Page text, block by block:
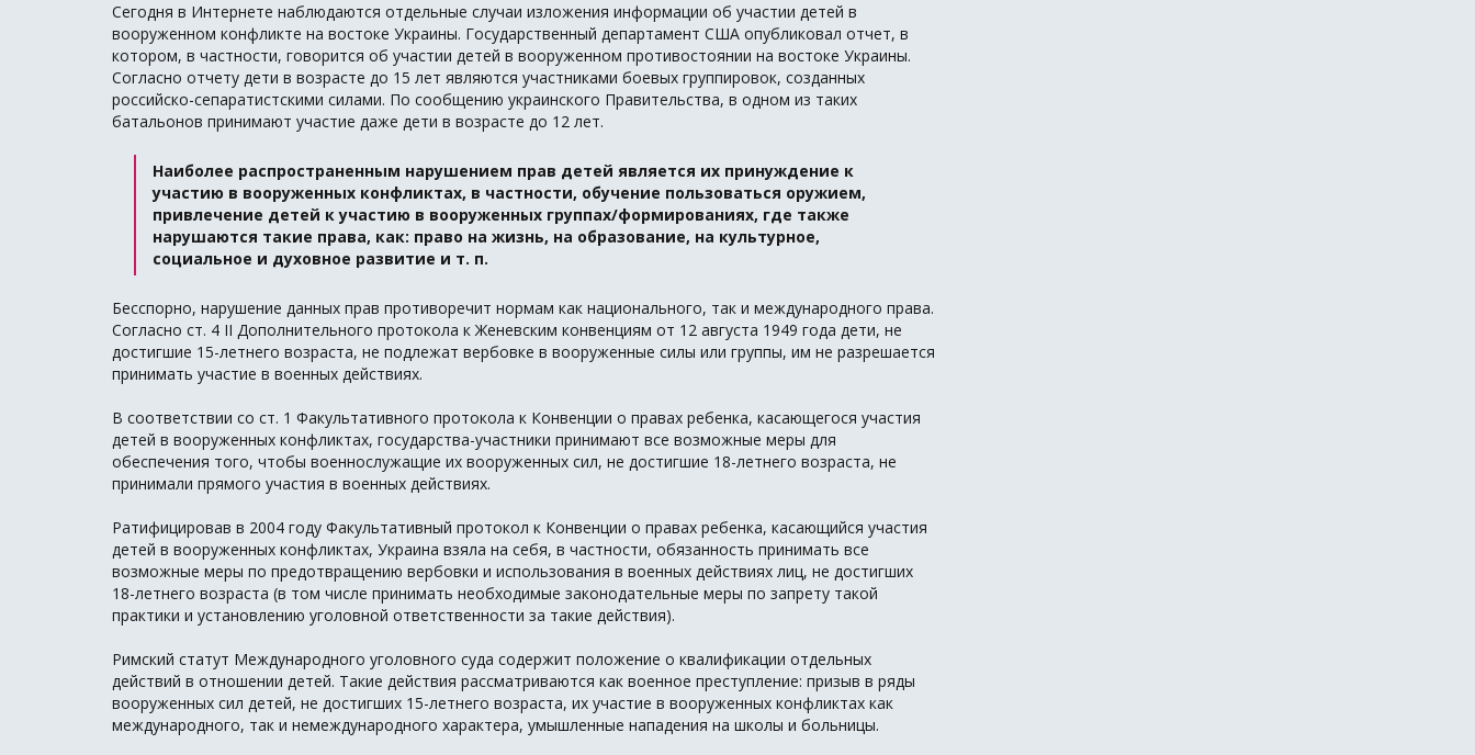
Сегодня в Интернете наблюдаются отдельные случаи изложения информации об участии детей в
вооруженном конфликте на востоке Украины. Государственный департамент США опубликовал отчет, в
котором, в частности, говорится об участии детей в вооруженном противостоянии на востоке Украины.
Согласно отчету дети в возрасте до 15 лет являются участниками боевых группировок, созданных
российско-сепаратистскими силами. По сообщению украинского Правительства, в одном из таких
батальонов принимают участие даже дети в возрасте до 12 лет.
Наиболее распространенным нарушением прав детей является их принуждение к
участию в вооруженных конфликтах, в частности, обучение пользоваться оружием,
привлечение детей к участию в вооруженных группах/формированиях, где также
нарушаются такие права, как: право на жизнь, на образование, на культурное,
социальное и духовное развитие и т. п.
Бесспорно, нарушение данных прав противоречит нормам как национального, так и международного права.
Согласно ст. 4 II Дополнительного протокола к Женевским конвенциям от 12 августа 1949 года дети, не
достигшие 15-летнего возраста, не подлежат вербовке в вооруженные силы или группы, им не разрешается
принимать участие в военных действиях.
В соответствии со ст. 1 Факультативного протокола к Конвенции о правах ребенка, касающегося участия
детей в вооруженных конфликтах, государства-участники принимают все возможные меры для
обеспечения того, чтобы военнослужащие их вооруженных сил, не достигшие 18-летнего возраста, не
принимали прямого участия в военных действиях.
Ратифицировав в 2004 году Факультативный протокол к Конвенции о правах ребенка, касающийся участия
детей в вооруженных конфликтах, Украина взяла на себя, в частности, обязанность принимать все
возможные меры по предотвращению вербовки и использования в военных действиях лиц, не достигших
18-летнего возраста (в том числе принимать необходимые законодательные меры по запрету такой
практики и установлению уголовной ответственности за такие действия).
Римский статут Международного уголовного суда содержит положение о квалификации отдельных
действий в отношении детей. Такие действия рассматриваются как военное преступление: призыв в ряды
вооруженных сил детей, не достигших 15-летнего возраста, их участие в вооруженных конфликтах как
международного, так и немеждународного характера, умышленные нападения на школы и больницы.